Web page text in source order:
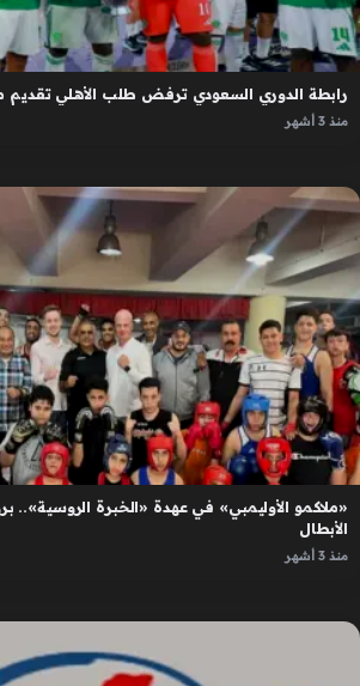
رابطة الدوري السعودي ترفض طلب الأهلي تقديم
منذ 3 أشهر
«ملاكمو الأوليمبي» في عهدة «الخبرة الروسية»..
الأبطال
منذ 3 أشهر